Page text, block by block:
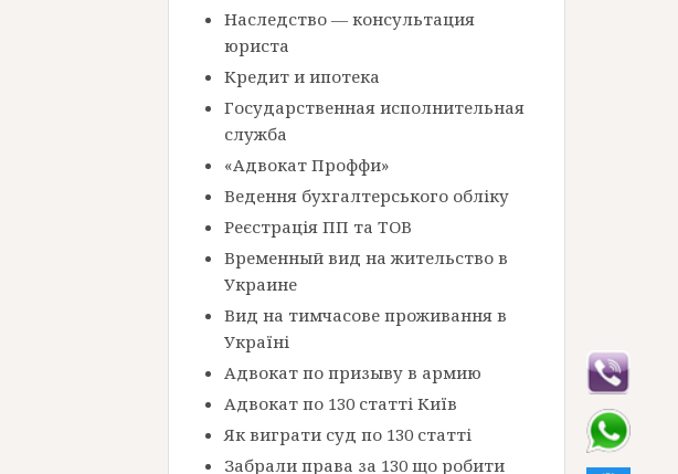
Наследство — консультация
юриста
Кредит и ипотека
Государственная исполнительная
служба
«Адвокат Проффи»
Ведення бухгалтерського обліку
Реєстрація ПП та ТОВ
Временный вид на жительство в
Украине
Вид на тимчасове проживання в
Україні
Адвокат по призыву в армию
Адвокат по 130 статті Київ
Як виграти суд по 130 статті
Забрали права за 130 що робити